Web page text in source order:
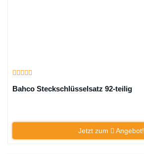
Bahco Steckschlüsselsatz 92-teilig
Jetzt zum Angebot!